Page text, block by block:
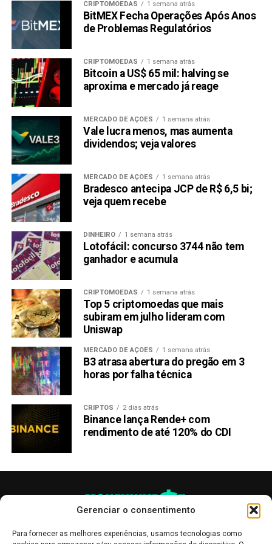
Gerenciar o consentimento
Para fornecer as melhores experiências, usamos tecnologias como
No PagBank, o potencial de ganhos pode ser ainda maior.
A plataforma oferece opções de investimento que podem
render mais do que o CDI, como o PagInvest. Com o
PagInvest, é possível investir o seu dinheiro em
diferentes opções, como CDBs e fundos de investimento,
com possibilidades de ganhos superiores ao CDI.
Além disso, o PagBank também oferece um programa de
cashback, chamado de “PagCashback”, onde você recebe
uma porcentagem do valor gasto em suas compras de
volta em sua conta. Esse programa pode ser uma ótima
maneira de aumentar seus ganhos ao utilizar os serviços
do PagBank.
Portanto, considerando as opções de investimento e o
programa de cashback, o potencial de ganhos do PagBank
pode ser maior do que o do Nubank para a mesma quantia
de 1.000 reais por mês.
Como o potencial de ganhos do
PagBank se compara ao do
Mercado Pago?
Agora que analisamos o potencial de ganhos do PagBank
em comparação com o Nubank, vamos verificar como ele
analisar o potencial de ganhos de 100.000 reais no
Nubank.
dependerá das opções de investimento disponíveis. É
Considerando uma taxa de 100% do CDI, o potencial de
ganhos para 100.000 reais seria de aproximadamente X
CRIPTOMOEDAS 1 semana atrás
BitMEX Fecha Operações Após Anos
de Problemas Regulatórios
CRIPTOMOEDAS 1 semana atrás
Bitcoin a US$ 65 mil: halving se
aproxima e mercado já reage
MERCADO DE AÇÕES 1 semana atrás
Vale lucra menos, mas aumenta
dividendos; veja valores
MERCADO DE AÇÕES 1 semana atrás
Bradesco antecipa JCP de R$ 6,5 bi;
veja quem recebe
DINHEIRO 1 semana atrás
Lotofácil: concurso 3744 não tem
ganhador e acumula
CRIPTOMOEDAS 1 semana atrás
Top 5 criptomoedas que mais
subiram em julho lideram com
Uniswap
MERCADO DE AÇÕES 1 semana atrás
B3 atrasa abertura do pregão em 3
horas por falha técnica
CRIPTOS 2 dias atrás
Binance lança Rende+ com
rendimento de até 120% do CDI